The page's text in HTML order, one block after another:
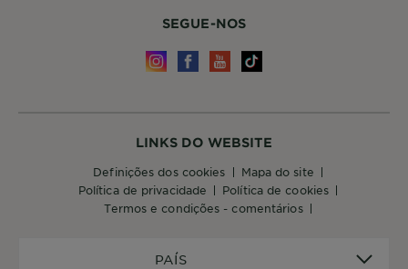
PAÍS
LINKS DO WEBSITE
definições dos cookies
mapa do site
política de privacidade
política de cookies
termos e condições - comentários
SEGUE-NOS